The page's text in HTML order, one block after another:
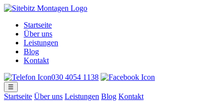
Startseite
Über uns
Leistungen
Blog
Kontakt
030 4054 1138
☰
Startseite Über uns Leistungen Blog Kontakt